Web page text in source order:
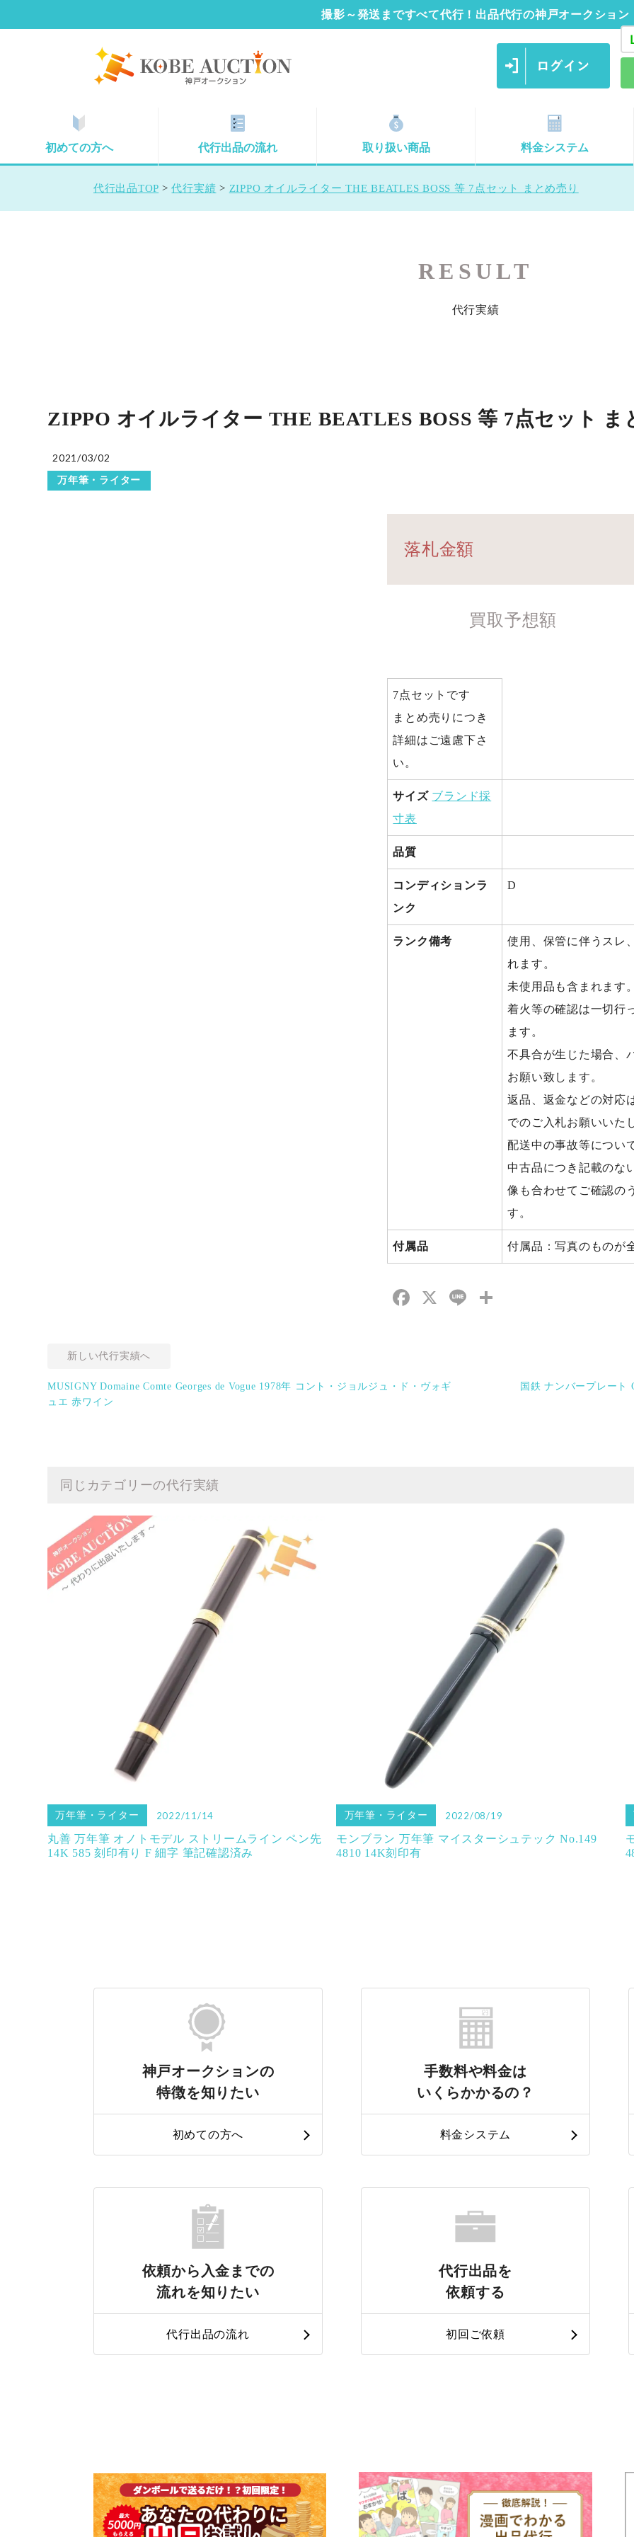
撮影～発送まですべて代行！出品代行の神戸オークション
初めての方へ 代行出品の流れ 取り扱い商品 料金システム
代行出品TOP >代行実績 > ZIPPO オイルライター THE BEATLES BOSS 等 7点セット まとめ売り
RESULT
代行実績
ZIPPO オイルライター THE BEATLES BOSS 等 7点セット ま
2021/03/02
万年筆・ライター
落札金額
買取予想額
7点セットです
まとめ売りにつき
詳細はご遠慮下さ
い。
サイズ ブランド採
寸表
品質
コンディションラ
ンク
D
ランク備考
使用、保管に伴うスレ
れます。
未使用品も含まれます
着火等の確認は一切行
ます。
不具合が生じた場合、
お願い致します。
返品、返金などの対応
でのご入札お願いいた
配送中の事故等につい
中古品につき記載のな
像も合わせてご確認の
す。
付属品 付属品：写真のものが
Facebook
X Line
新しい代行実績へ
MUSIGNY Domaine Comte Georges de Vogue 1978年 コント・ジョルジュ・ド・ヴォギ
ュエ 赤ワイン
国鉄 ナンバープレート
同じカテゴリーの代行実績
万年筆・ライター 2022/11/14
丸善 万年筆 オノトモデル ストリームライン ペン先
14K 585 刻印有り F 細字 筆記確認済み
万年筆・ライター 2022/08/19
モンブラン 万年筆 マイスターシュテック No.149
4810 14K刻印有
神戸オークションの
特徴を知りたい
初めての方へ
手数料や料金は
いくらかかるの？
料金システム
依頼から入金までの
流れを知りたい
代行出品の流れ
代行出品を
依頼する
初回ご依頼